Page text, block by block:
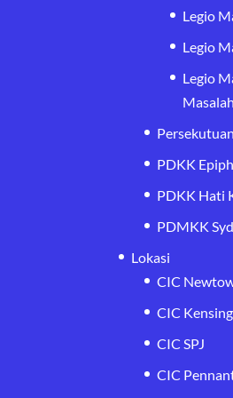
Legio
Legio
Legio
Masalah
PDKK
PDKK Hati
PDMKK
Lokasi
CIC
CIC
CIC SPJ
CIC